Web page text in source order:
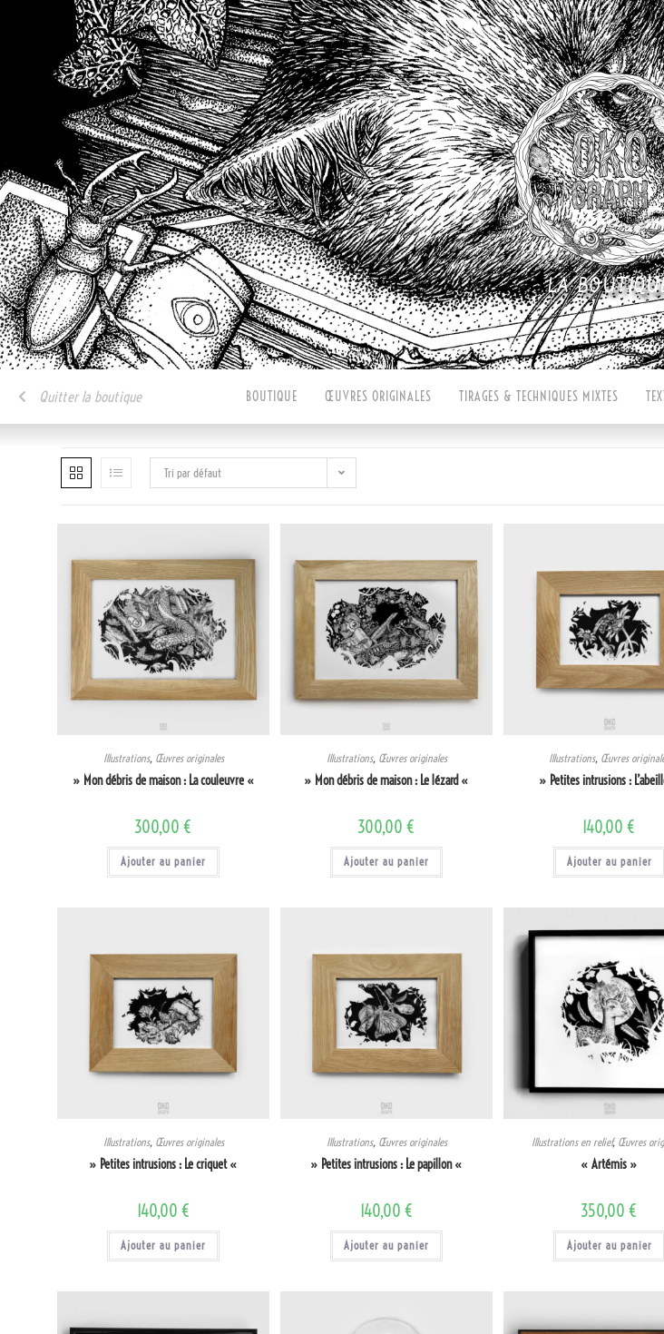
LA
Quitter la boutique BOUTIQUE ŒUVRES ORIGINALES TIRAGES & TECHNIQUES MIXTES
Tri par défaut
Illustrations, Œuvres originales
» Mon débris de maison : La couleuvre «
300,00€
Ajouter au panier
Illustrations, Œuvres originales
» Mon débris de maison : Le lézard «
300,00€
Ajouter au panier
Illustrations, Œuvres
» Petites intrusions :
140,00€
Ajouter au panier
Illustrations, Œuvres originales
» Petites intrusions : Le criquet «
140,00 €
Ajouter au panier
Illustrations, Œuvres originales
» Petites intrusions : Le papillon «
140,00 €
Ajouter au panier
Illustrations en relief, Œuvres
« Artémis »
350,00€
Ajouter au panier